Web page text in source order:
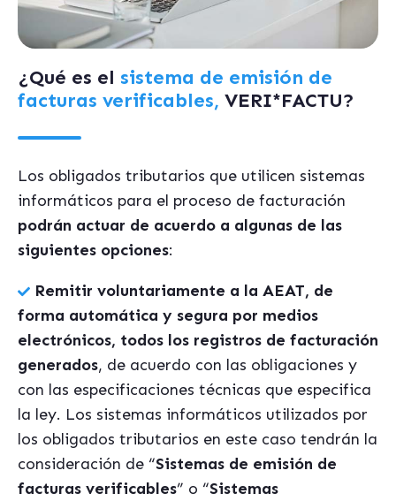
¿Qué es el sistema de emisión de
facturas verificables, VERI*FACTU?
Los obligados tributarios que utilicen sistemas
informáticos para el proceso de facturación
podrán actuar de acuerdo a algunas de las
siguientes opciones:
Remitir voluntariamente a la AEAT, de
forma automática y segura por medios
electrónicos, todos los registros de facturación
generados, de acuerdo con las obligaciones y
con las especificaciones técnicas que especifica
la ley. Los sistemas informáticos utilizados por
los obligados tributarios en este caso tendrán la
consideración de “Sistemas de emisión de
facturas verificables” o “Sistemas